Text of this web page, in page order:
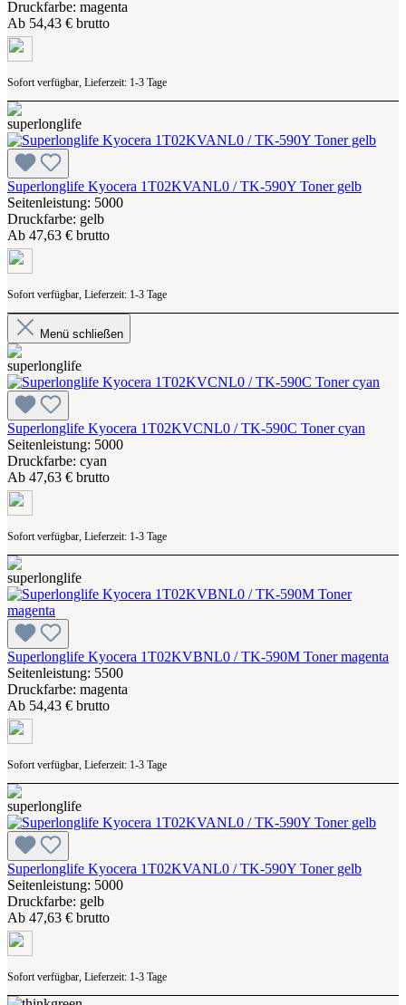
Druckfarbe: magenta
Ab 54,43 € brutto
Sofort verfügbar, Lieferzeit: 1-3 Tage
Superlonglife Kyocera 1T02KVANL0 / TK-590Y Toner gelb
Seitenleistung: 5000
Druckfarbe: gelb
Ab 47,63 € brutto
Sofort verfügbar, Lieferzeit: 1-3 Tage
Menü schließen
Superlonglife Kyocera 1T02KVCNL0 / TK-590C Toner cyan
Seitenleistung: 5000
Druckfarbe: cyan
Ab 47,63 € brutto
Sofort verfügbar, Lieferzeit: 1-3 Tage
Superlonglife Kyocera 1T02KVBNL0 / TK-590M Toner magenta
Seitenleistung: 5500
Druckfarbe: magenta
Ab 54,43 € brutto
Sofort verfügbar, Lieferzeit: 1-3 Tage
Superlonglife Kyocera 1T02KVANL0 / TK-590Y Toner gelb
Seitenleistung: 5000
Druckfarbe: gelb
Ab 47,63 € brutto
Sofort verfügbar, Lieferzeit: 1-3 Tage